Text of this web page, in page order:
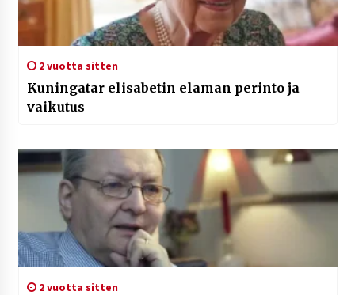
2 vuotta sitten
Kuningatar elisabetin elaman perinto ja
vaikutus
2 vuotta sitten